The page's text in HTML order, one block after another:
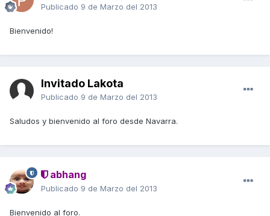
Publicado 9 de Marzo del 2013
Bienvenido!
Invitado Lakota
Publicado 9 de Marzo del 2013
Saludos y bienvenido al foro desde Navarra.
abhang
Publicado 9 de Marzo del 2013
Bienvenido al foro.